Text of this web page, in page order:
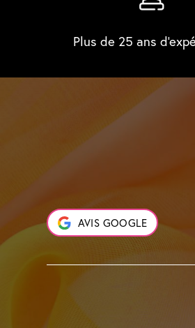
Plus de 25 ans
AVIS GOOGLE